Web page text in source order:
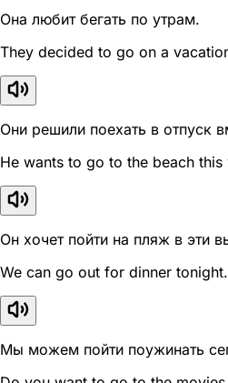
Она любит бегать по утрам.
They decided to go on a
Они решили поехать в отпуск
He wants to go to the beach this
Он хочет пойти на пляж в эти
We can go out for dinner tonight.
Мы можем пойти поужинать